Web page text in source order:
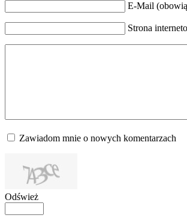
E-Mail
Strona
Zawiadom mnie o nowych komentarzach
Odśwież